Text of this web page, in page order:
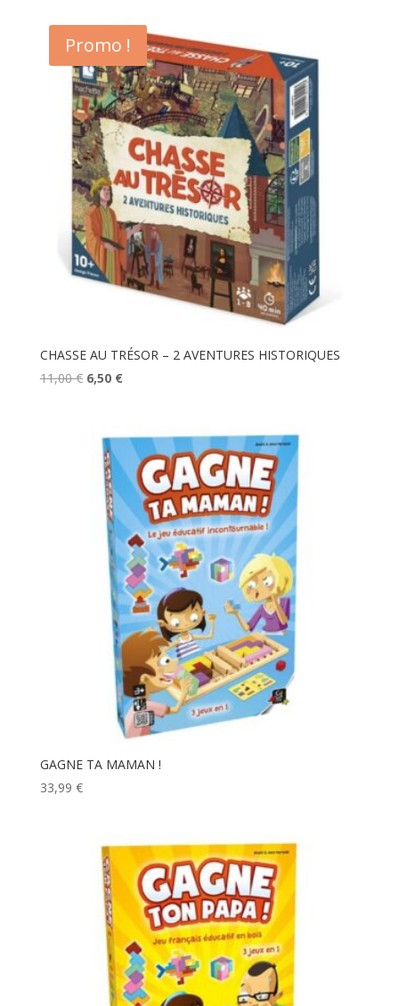
Promo !
CHASSE AU TRÉSOR – 2 AVENTURES HISTORIQUES
11,00€ Le
était :
11,00 €.
6,50 €Le
est :
6,50 €.
GAGNE TA MAMAN !
33,99 €